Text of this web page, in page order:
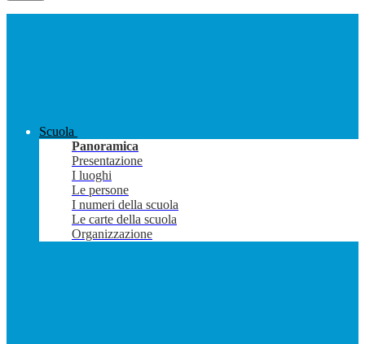
Scuola
Panoramica
Presentazione
I luoghi
Le persone
I numeri della scuola
Le carte della scuola
Organizzazione